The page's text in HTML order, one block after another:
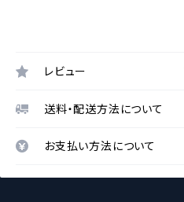
レビュー
送料・配送方法について
お支払い方法について